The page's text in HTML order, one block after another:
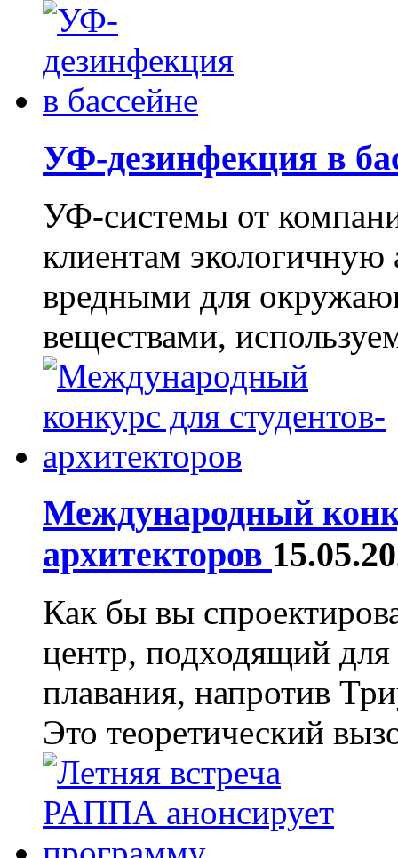
УФ-дезинфекция в
УФ-системы от
клиентам экологичную
вредными для
веществами,
Международный
архитекторов
Как бы вы
центр, подходящий
плавания, напротив
Это теоретический